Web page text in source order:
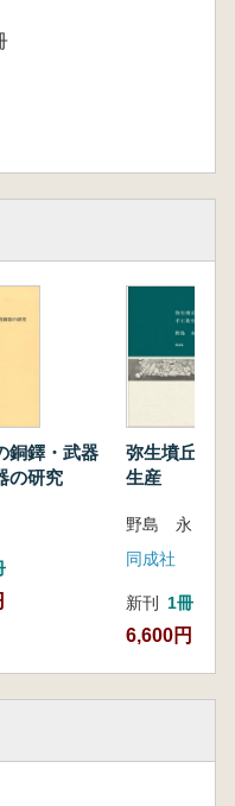
銅鐸・武器
の研究
弥生墳丘墓
生産
野島 永 著
同成社
新刊 1冊
6,600円